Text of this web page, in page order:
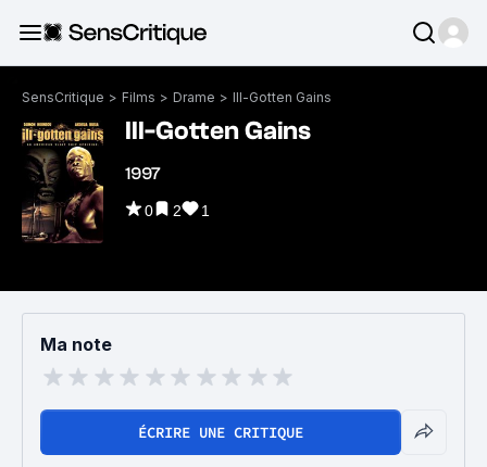
SensCritique > Films > Drame > Ill-Gotten Gains
Ill-Gotten Gains
1997
0 2 1
Ma note
ÉCRIRE UNE CRITIQUE